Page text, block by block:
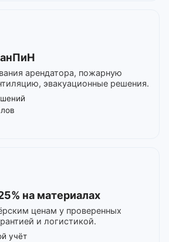
арендатора, пожарную
эвакуационные решения.
на материалах
ценам у проверенных
и логистикой.
учёт